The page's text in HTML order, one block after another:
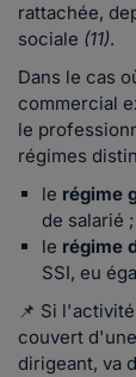
rattachée,
sociale (11).
Dans le cas
commercial
le
régimes
le régime
de salarié ;
le régime
SSI, eu
📌 Si
couvert d'une
dirigeant, va